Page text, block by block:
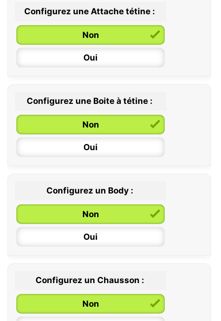
0 / 6 mois
6 / 36 mois
Configurez une Attache tétine :
Non
Oui
Configurez une Boite à tétine :
Non
Oui
Configurez un Body :
Non
Oui
0 / 6 mois
6 / 12 mois
Configurez un Chausson :
Non